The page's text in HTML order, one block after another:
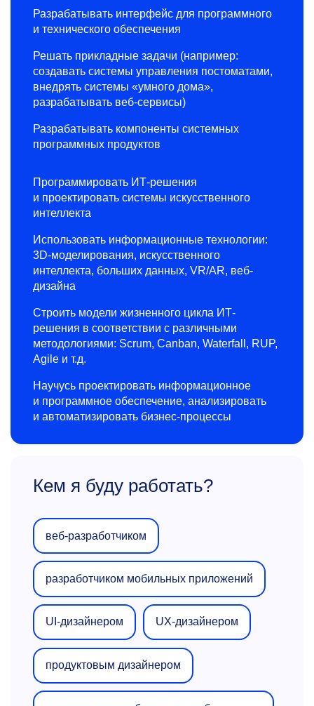
Разрабатывать интерфейс для программного
и технического обеспечения
Решать прикладные задачи (например:
создавать системы управления постоматами,
внедрять системы «умного дома»,
разрабатывать веб-сервисы)
Разрабатывать компоненты системных
программных продуктов
Программировать ИТ-решения
и проектировать системы искусственного
интеллекта
Использовать информационные технологии:
3D-моделирования, искусственного
интеллекта, больших данных, VR/AR, веб-
дизайна
Строить модели жизненного цикла ИТ-
решения в соответствии с различными
методологиями: Scrum, Canban, Waterfall, RUP,
Agile и т.д.
Научусь проектировать информационное
и программное обеспечение, анализировать
и автоматизировать бизнес-процессы
Кем я буду работать?
веб-разработчиком
разработчиком мобильных приложений
UI-дизайнером UX-дизайнером
продуктовым дизайнером